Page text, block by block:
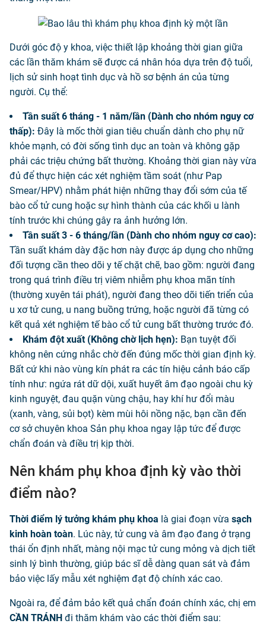
Dưới góc độ y khoa, việc thiết lập khoảng thời gian giữa
các lần thăm khám sẽ được cá nhân hóa dựa trên độ tuổi,
lịch sử sinh hoạt tình dục và hồ sơ bệnh án của từng
người. Cụ thể:
Tần suất 6 tháng - 1 năm/lần (Dành cho nhóm nguy cơ
thấp): Đây là mốc thời gian tiêu chuẩn dành cho phụ nữ
khỏe mạnh, có đời sống tình dục an toàn và không gặp
phải các triệu chứng bất thường. Khoảng thời gian này vừa
đủ để thực hiện các xét nghiệm tầm soát (như Pap
Smear/HPV) nhằm phát hiện những thay đổi sớm của tế
bào cổ tử cung hoặc sự hình thành của các khối u lành
tính trước khi chúng gây ra ảnh hưởng lớn.
Tần suất 3 - 6 tháng/lần (Dành cho nhóm nguy cơ cao):
Tần suất khám dày đặc hơn này được áp dụng cho những
đối tượng cần theo dõi y tế chặt chẽ, bao gồm: người đang
trong quá trình điều trị viêm nhiễm phụ khoa mãn tính
(thường xuyên tái phát), người đang theo dõi tiến triển của
u xơ tử cung, u nang buồng trứng, hoặc người đã từng có
kết quả xét nghiệm tế bào cổ tử cung bất thường trước đó.
Khám đột xuất (Không chờ lịch hẹn): Bạn tuyệt đối
không nên cứng nhắc chờ đến đúng mốc thời gian định kỳ.
Bất cứ khi nào vùng kín phát ra các tín hiệu cảnh báo cấp
tính như: ngứa rát dữ dội, xuất huyết âm đạo ngoài chu kỳ
kinh nguyệt, đau quặn vùng chậu, hay khí hư đổi màu
(xanh, vàng, sủi bọt) kèm mùi hôi nồng nặc, bạn cần đến
cơ sở chuyên khoa Sản phụ khoa ngay lập tức để được
chẩn đoán và điều trị kịp thời.
Nên khám phụ khoa định kỳ vào thời
điểm nào?
Thời điểm lý tưởng khám phụ khoa là giai đoạn vừa sạch
kinh hoàn toàn. Lúc này, tử cung và âm đạo đang ở trạng
thái ổn định nhất, màng nội mạc tử cung mỏng và dịch tiết
sinh lý bình thường, giúp bác sĩ dễ dàng quan sát và đảm
bảo việc lấy mẫu xét nghiệm đạt độ chính xác cao.
Ngoài ra, để đảm bảo kết quả chẩn đoán chính xác, chị em
CẦN TRÁNH đi thăm khám vào các thời điểm sau: